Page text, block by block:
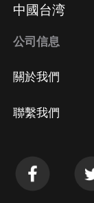
中國台湾
公司信息
關於我們
聯繫我們